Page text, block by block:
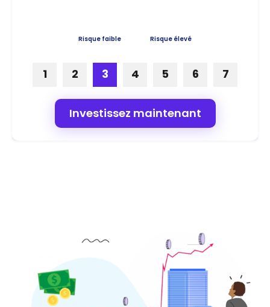
Risque faible Risque élevé
1 2 3 4 5 6 7
Investissez maintenant